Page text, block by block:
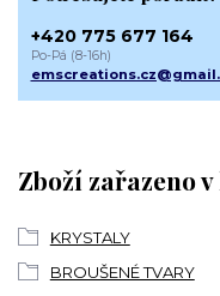
Zboží zařazeno
KRYSTALY
BROUŠENÉ TVARY
+420 775 677 164
Po-Pá (8-16h)